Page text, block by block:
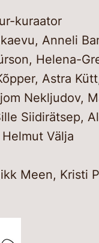
kuraator
Anneli
Helena-
Astra
Nekljudov,
Siidirätsep,
Välja
Meen, Kristi